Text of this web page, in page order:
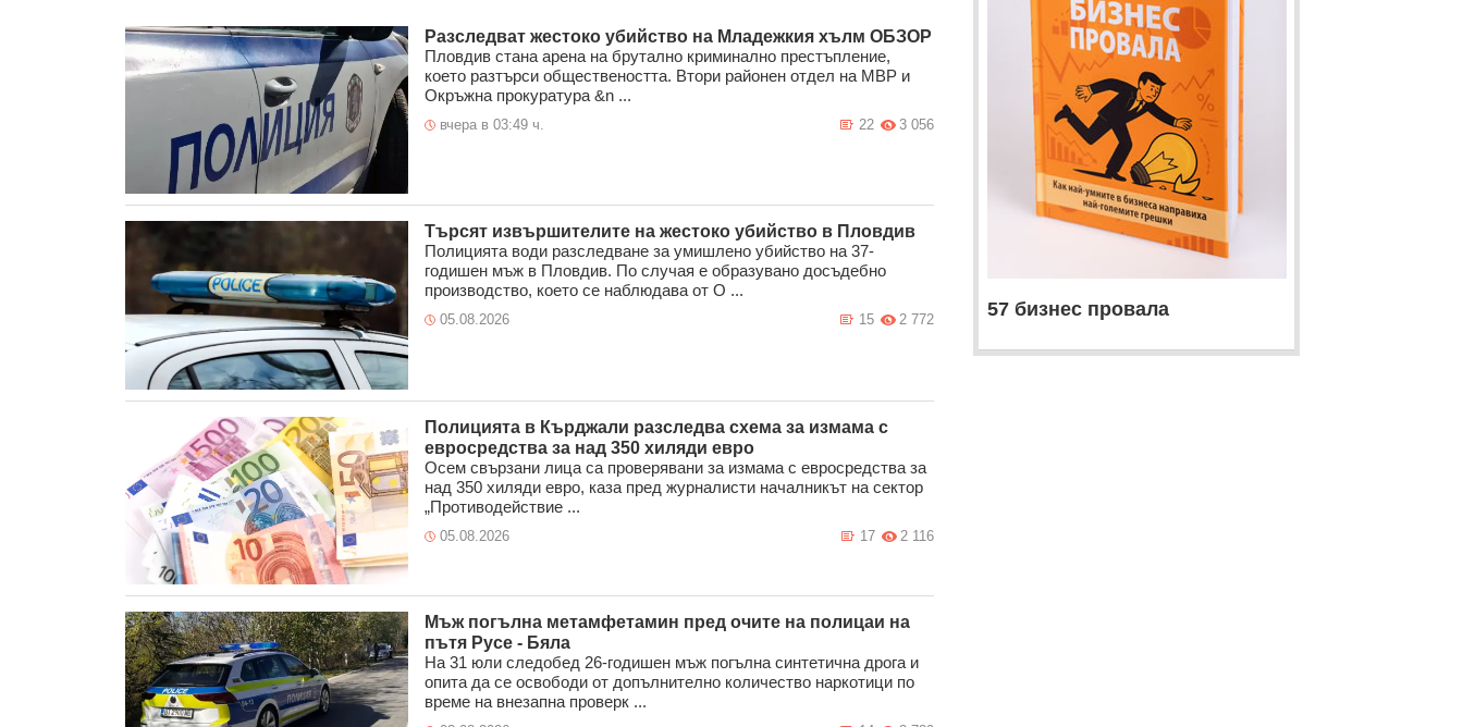
Разследват жестоко убийство на Младежкия хълм ОБЗОР
Пловдив стана арена на брутално криминално престъпление,
което разтърси обществеността. Втори районен отдел на МВР и
Окръжна прокуратура &n ...
вчера в 03:49 ч. 3 056
22
Търсят извършителите на жестоко убийство в Пловдив
Полицията води разследване за умишлено убийство на 37-
годишен мъж в Пловдив. По случая е образувано досъдебно
производство, което се наблюдава от О ...
05.08.2026 2 772
15
Полицията в Кърджали разследва схема за измама с
евросредства за над 350 хиляди евро
Осем свързани лица са проверявани за измама с евросредства за
над 350 хиляди евро, каза пред журналисти началникът на сектор
„Противодействие ...
05.08.2026 2 116
17
Мъж погълна метамфетамин пред очите на полицаи на
пътя Русе - Бяла
На 31 юли следобед 26-годишен мъж погълна синтетична дрога и
опита да се освободи от допълнително количество наркотици по
време на внезапна проверк ...
57 бизнес провала